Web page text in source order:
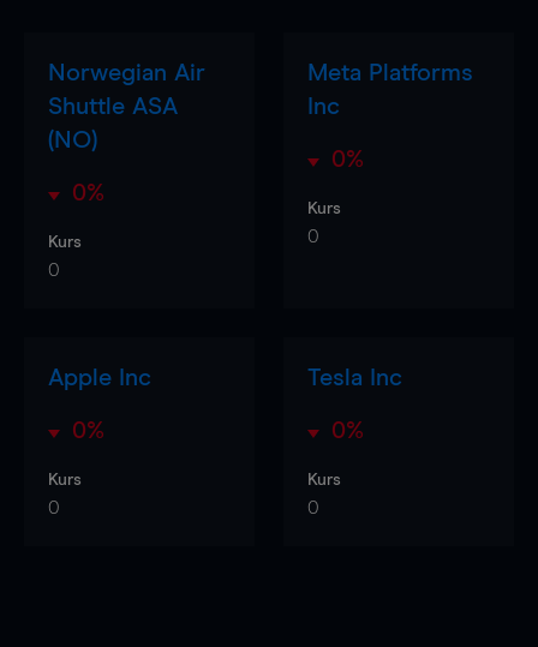
Norwegian Air
Shuttle ASA
(NO)
0%
Kurs
0
Meta Platforms
Inc
0%
Kurs
0
Apple Inc
0%
Kurs
0
Tesla Inc
0%
Kurs
0